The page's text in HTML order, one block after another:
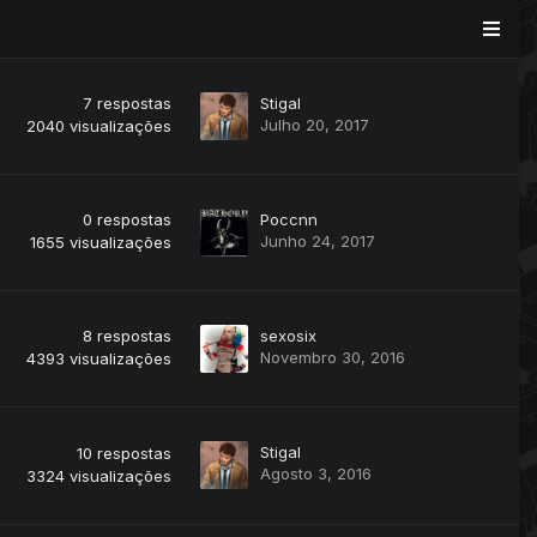
7 respostas
2040 visualizações
Stigal
Julho 20, 2017
0 respostas
1655 visualizações
Poccnn
Junho 24, 2017
8 respostas
4393 visualizações
sexosix
Novembro 30, 2016
10 respostas
3324 visualizações
Stigal
Agosto 3, 2016